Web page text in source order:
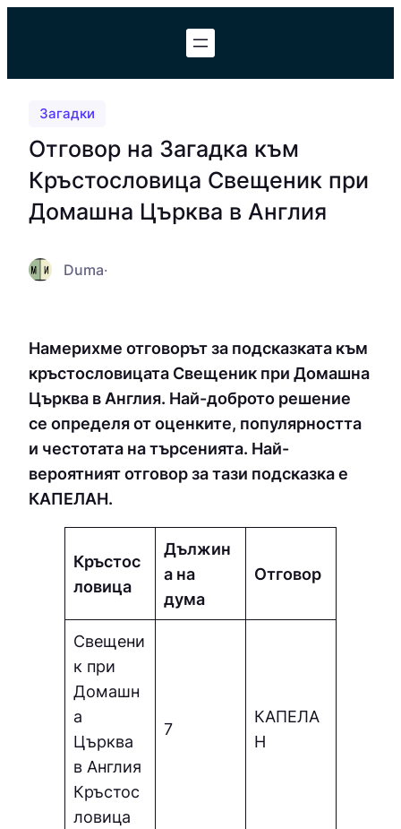
Загадки
Отговор на Загадка към
Кръстословица Свещеник при
Домашна Църква в Англия
Duma·
Намерихме отговорът за подсказката към
кръстословицата Свещеник при Домашна
Църква в Англия. Най-доброто решение
се определя от оценките, популярността
и честотата на търсенията. Най-
вероятният отговор за тази подсказка е
КAПEЛAН.
Кръстос
ловица
Дължин
а на
дума
Отговор
Свещени
к при
Домашн
а
Църква
в Англия
Кръстос
ловица
7
КAПEЛA
Н